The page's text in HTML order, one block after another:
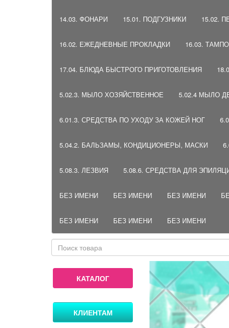
14.03. ФОНАРИ 15.01. ПОДГУЗНИКИ 15.02.
16.02. ЕЖЕДНЕВНЫЕ ПРОКЛАДКИ 16.03.
17.04. БЛЮДА БЫСТРОГО ПРИГОТОВЛЕНИЯ
5.02.3. МЫЛО ХОЗЯЙСТВЕННОЕ 5.02.4 МЫЛО
6.01.3. СРЕДСТВА ПО УХОДУ ЗА КОЖЕЙ НОГ
5.04.2. БАЛЬЗАМЫ, КОНДИЦИОНЕРЫ, МАСКИ
5.08.3. ЛЕЗВИЯ 5.08.6. СРЕДСТВА ДЛЯ
БЕЗ ИМЕНИ БЕЗ ИМЕНИ БЕЗ ИМЕНИ
БЕЗ ИМЕНИ БЕЗ ИМЕНИ БЕЗ ИМЕНИ
КАТАЛОГ
КЛИЕНТАМ